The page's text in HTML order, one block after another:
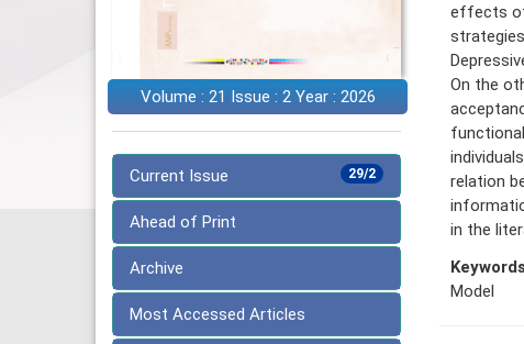
Volume : 21 Issue : 2 Year : 2026
29/2
Current Issue
Ahead of Print
Archive
Most Accessed Articles
effects of
On the
relation
in the
Model